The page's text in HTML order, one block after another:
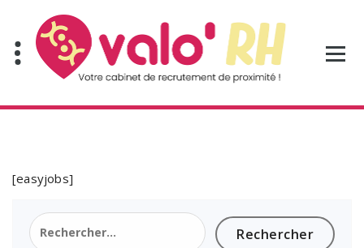
contenu
[easyjobs]
Rechercher :